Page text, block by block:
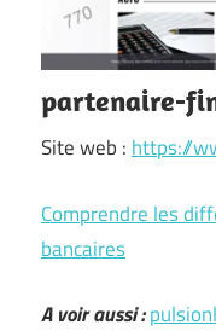
partenaire-
Site web : https://
Comprendre les
bancaires
A voir aussi :